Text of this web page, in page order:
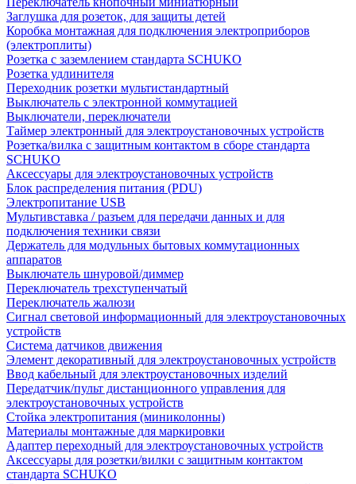
Заглушка для розеток, для защиты детей
Коробка монтажная для подключения электроприборов
(электроплиты)
Розетка с заземлением стандарта SCHUKO
Розетка удлинителя
Переходник розетки мультистандартный
Выключатель с электронной коммутацией
Выключатели, переключатели
Таймер электронный для электроустановочных устройств
Розетка/вилка с защитным контактом в сборе стандарта
SCHUKO
Аксессуары для электроустановочных устройств
Блок распределения питания (PDU)
Электропитание USB
Мультивставка / разъем для передачи данных и для
подключения техники связи
Держатель для модульных бытовых коммутационных
аппаратов
Выключатель шнуровой/диммер
Переключатель трехступенчатый
Переключатель жалюзи
Сигнал световой информационный для электроустановочных
устройств
Система датчиков движения
Элемент декоративный для электроустановочных устройств
Ввод кабельный для электроустановочных изделий
Передатчик/пульт дистанционного управления для
электроустановочных устройств
Стойка электропитания (миниколонны)
Материалы монтажные для маркировки
Адаптер переходный для электроустановочных устройств
Аксессуары для розетки/вилки с защитным контактом
стандарта SCHUKO